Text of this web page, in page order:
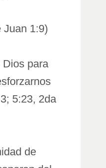
Juan 1:9)
Dios para
5:23, 2da
de